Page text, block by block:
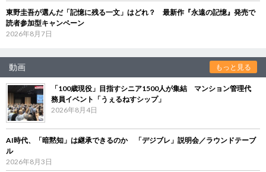
東野圭吾が選んだ「記憶に残る一文」はどれ？ 最新作『永遠の記憶』発売で
読者参加型キャンペーン
2026年8月7日
動画 もっと見る
「100歳現役」目指すシニア1500人が集結 マンション管理代
務員イベント「うぇるねすシップ」
2026年8月4日
AI時代、「暗黙知」は継承できるのか 「デジブレ」説明会／ラウンドテーブ
ル
2026年8月3日